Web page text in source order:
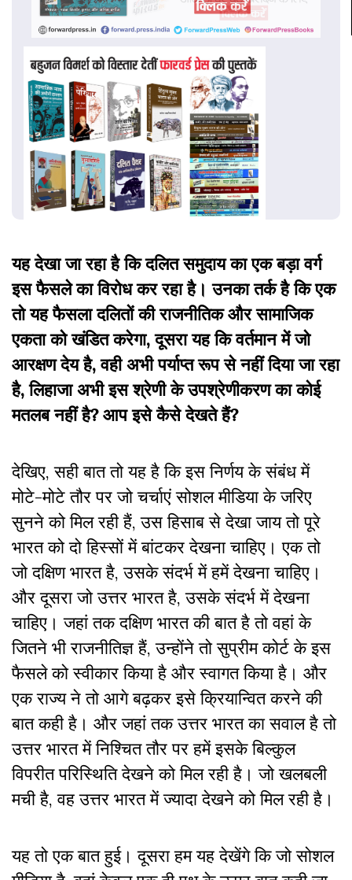
यह देखा जा रहा है कि दलित समुदाय का एक बड़ा वर्ग
इस फैसले का विरोध कर रहा है। उनका तर्क है कि एक
तो यह फैसला दलितों की राजनीतिक और सामाजिक
एकता को खंडित करेगा, दूसरा यह कि वर्तमान में जो
आरक्षण देय है, वही अभी पर्याप्त रूप से नहीं दिया जा रहा
है, लिहाजा अभी इस श्रेणी के उपश्रेणीकरण का कोई
मतलब नहीं है? आप इसे कैसे देखते हैं?
देखिए, सही बात तो यह है कि इस निर्णय के संबंध में
मोटे-मोटे तौर पर जो चर्चाएं सोशल मीडिया के जरिए
सुनने को मिल रही हैं, उस हिसाब से देखा जाय तो पूरे
भारत को दो हिस्सों में बांटकर देखना चाहिए। एक तो
जो दक्षिण भारत है, उसके संदर्भ में हमें देखना चाहिए।
और दूसरा जो उत्तर भारत है, उसके संदर्भ में देखना
चाहिए। जहां तक दक्षिण भारत की बात है तो वहां के
जितने भी राजनीतिज्ञ हैं, उन्होंने तो सुप्रीम कोर्ट के इस
फैसले को स्वीकार किया है और स्वागत किया है। और
एक राज्य ने तो आगे बढ़कर इसे क्रियान्वित करने की
बात कही है। और जहां तक उत्तर भारत का सवाल है तो
उत्तर भारत में निश्चित तौर पर हमें इसके बिल्कुल
विपरीत परिस्थिति देखने को मिल रही है। जो खलबली
मची है, वह उत्तर भारत में ज्यादा देखने को मिल रही है।
यह तो एक बात हुई। दूसरा हम यह देखेंगे कि जो सोशल